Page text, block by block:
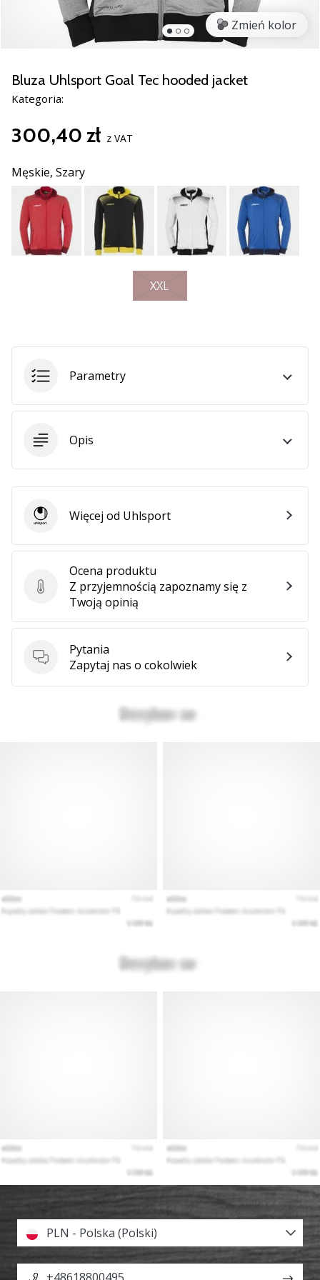
wszystkie
artykuły
Zmień kolor
Bluza Uhlsport Goal Tec hooded jacket
Kategoria:
300,40 zł z VAT
Męskie, Szary
XXL
Parametry
Opis
Ocena produktu
Ocena produktu
Z przyjemnością zapoznamy się z
Twoją opinią
Pytania
Pytania
Zapytaj nas o cokolwiek
UhlsportWięcej od Uhlsport
PLN - Polska (Polski)